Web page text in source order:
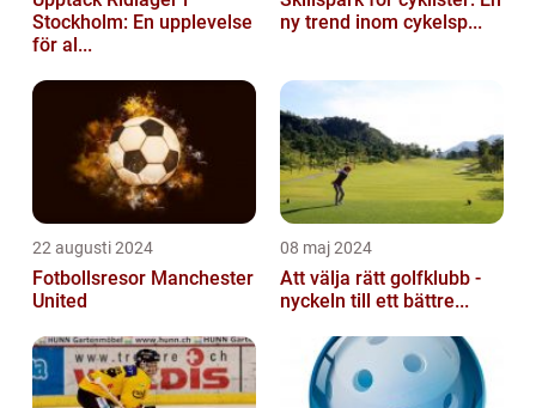
Stockholm: En upplevelse
för al...
ny trend inom cykelsp...
22 augusti 2024
Fotbollsresor Manchester
United
08 maj 2024
Att välja rätt golfklubb -
nyckeln till ett bättre...